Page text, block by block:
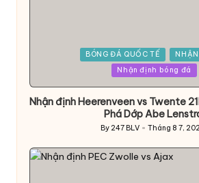
BÓNG ĐÁ QUỐC TẾ
Nhận định bóng đá
Nhận định Heerenveen vs Twente
Phá Dớp Abe
Posted
By 247 BLV Tháng 8 7,